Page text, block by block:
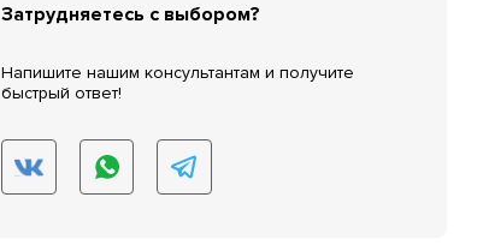
Затрудняетесь с выбором?
Напишите нашим консультантам и получите
быстрый ответ!